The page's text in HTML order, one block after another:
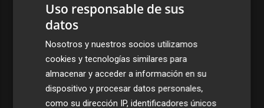
Uso responsable de sus
datos
Nosotros y nuestros socios utilizamos
cookies y tecnologías similares para
almacenar y acceder a información en su
dispositivo y procesar datos personales,
como su dirección IP, identificadores únicos